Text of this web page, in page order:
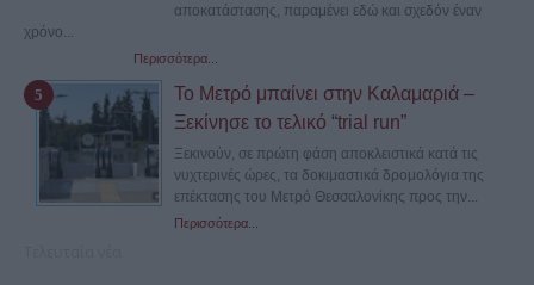
αποκατάστασης, παραμένει εδώ και σχεδόν έναν
χρόνο...
Περισσότερα...
Το Μετρό μπαίνει στην Καλαμαριά –
Ξεκίνησε το τελικό “trial run”
Ξεκινούν, σε πρώτη φάση αποκλειστικά κατά τις
νυχτερινές ώρες, τα δοκιμαστικά δρομολόγια της
επέκτασης του Μετρό Θεσσαλονίκης προς την...
Περισσότερα...